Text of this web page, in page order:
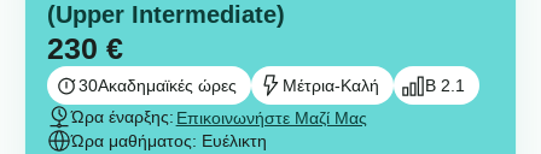
(Upper Intermediate)
230 €
30Ακαδημαϊκές ώρες Μέτρια-Καλή
B 2.1
Ώρα έναρξης: Επικοινωνήστε Μαζί Μας
Ώρα μαθήματος: Ευέλικτη